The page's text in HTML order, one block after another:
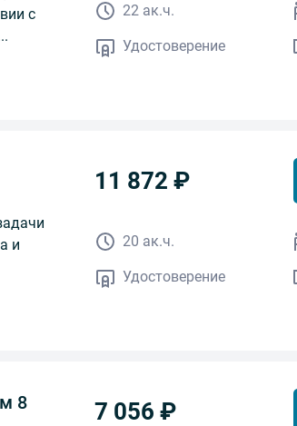
с
22 ак.ч.
Удостоверение
и
11 872 ₽
20 ак.ч.
Удостоверение
8 7 056 ₽